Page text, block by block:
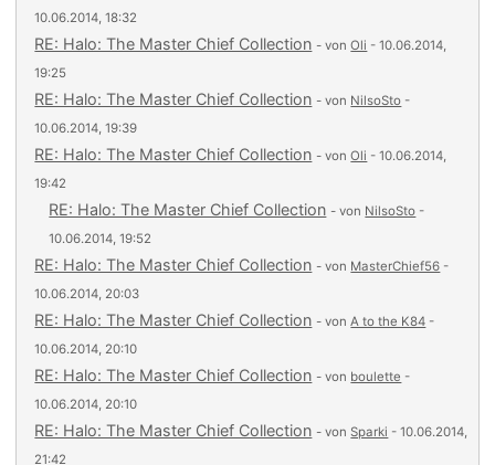
10.06.2014, 18:32
RE: Halo: The Master Chief Collection - vonOli - 10.06.2014,
19:25
RE: Halo: The Master Chief Collection - von NilsoSto -
10.06.2014, 19:39
RE: Halo: The Master Chief Collection - vonOli - 10.06.2014,
19:42
RE: Halo: The Master Chief Collection - von NilsoSto -
10.06.2014, 19:52
RE: Halo: The Master Chief Collection - von MasterChief56 -
10.06.2014, 20:03
RE: Halo: The Master Chief Collection - vonA to the K84 -
10.06.2014, 20:10
RE: Halo: The Master Chief Collection - von boulette -
10.06.2014, 20:10
RE: Halo: The Master Chief Collection - vonSparki - 10.06.2014,
21:42